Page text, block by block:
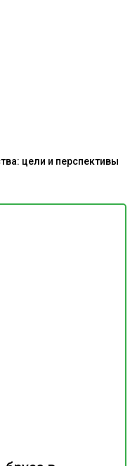
цели и перспективы